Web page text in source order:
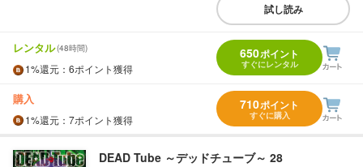
試し読み
レンタル(48時間)
1%還元 ：6ポイント獲得
650ポイント
すぐにレンタル
購入
1%還元 ：7ポイント獲得
710ポイント
すぐに購入
DEAD Tube ～デッドチューブ～ 28